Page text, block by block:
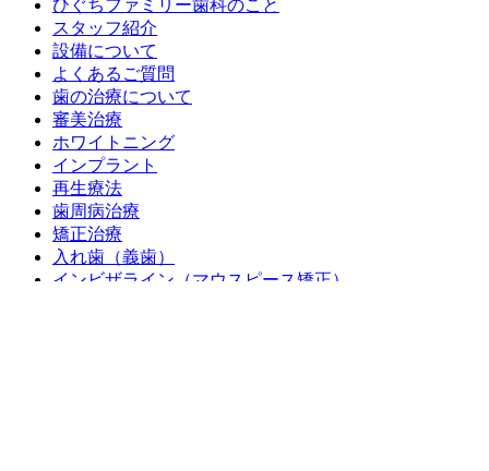
ひぐちファミリー歯科のこと
スタッフ紹介
設備について
よくあるご質問
歯の治療について
審美治療
ホワイトニング
インプラント
再生療法
歯周病治療
矯正治療
入れ歯（義歯）
インビザライン（マウスピース矯正）